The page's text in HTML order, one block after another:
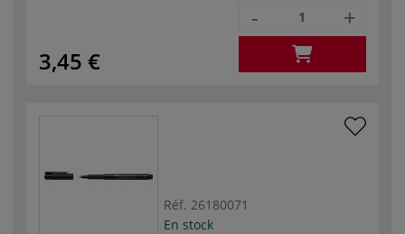
3,45 €
- +
Réf. 26180071
En stock